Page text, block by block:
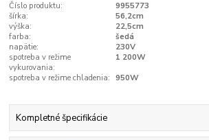
Číslo produktu:
9955773
šírka:
56,2cm
výška:
22,5cm
farba:
šedá
napätie:
230V
spotreba v režime
vykurovania:
1 200W
spotreba v režime chladenia: 950W
Kompletné špecifikácie